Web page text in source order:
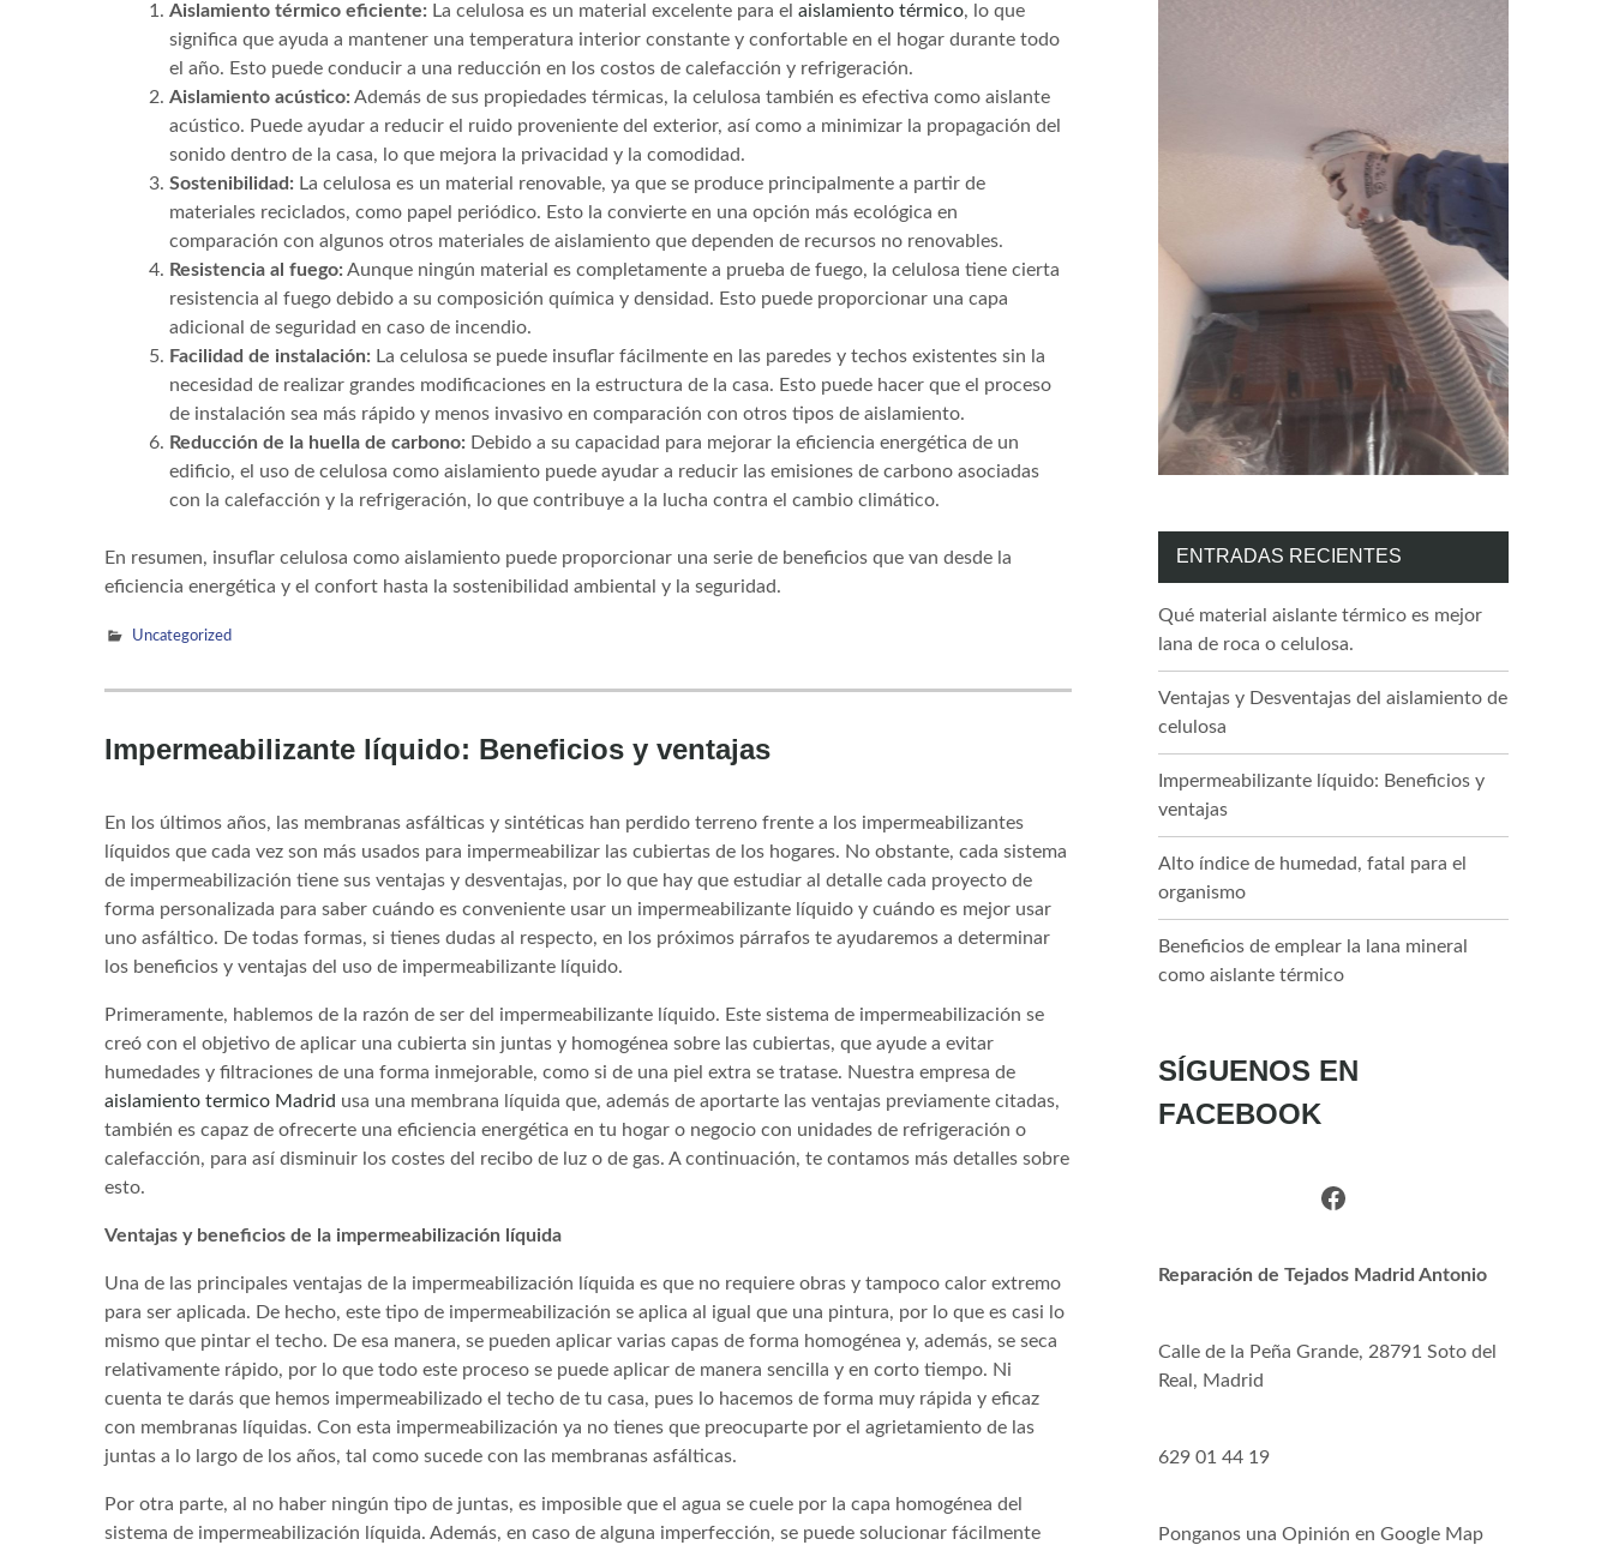
Aislamiento térmico eficiente: La celulosa es un material excelente para el aislamiento térmico, lo que
significa que ayuda a mantener una temperatura interior constante y confortable en el hogar durante todo
el año. Esto puede conducir a una reducción en los costos de calefacción y refrigeración.
Aislamiento acústico: Además de sus propiedades térmicas, la celulosa también es efectiva como aislante
acústico. Puede ayudar a reducir el ruido proveniente del exterior, así como a minimizar la propagación del
sonido dentro de la casa, lo que mejora la privacidad y la comodidad.
Sostenibilidad: La celulosa es un material renovable, ya que se produce principalmente a partir de
materiales reciclados, como papel periódico. Esto la convierte en una opción más ecológica en
comparación con algunos otros materiales de aislamiento que dependen de recursos no renovables.
Resistencia al fuego: Aunque ningún material es completamente a prueba de fuego, la celulosa tiene cierta
resistencia al fuego debido a su composición química y densidad. Esto puede proporcionar una capa
adicional de seguridad en caso de incendio.
Facilidad de instalación: La celulosa se puede insuflar fácilmente en las paredes y techos existentes sin la
necesidad de realizar grandes modificaciones en la estructura de la casa. Esto puede hacer que el proceso
de instalación sea más rápido y menos invasivo en comparación con otros tipos de aislamiento.
Reducción de la huella de carbono: Debido a su capacidad para mejorar la eficiencia energética de un
edificio, el uso de celulosa como aislamiento puede ayudar a reducir las emisiones de carbono asociadas
con la calefacción y la refrigeración, lo que contribuye a la lucha contra el cambio climático.
En resumen, insuflar celulosa como aislamiento puede proporcionar una serie de beneficios que van desde la
eficiencia energética y el confort hasta la sostenibilidad ambiental y la seguridad.
Uncategorized
Impermeabilizante líquido: Beneficios y ventajas
En los últimos años, las membranas asfálticas y sintéticas han perdido terreno frente a los impermeabilizantes
líquidos que cada vez son más usados para impermeabilizar las cubiertas de los hogares. No obstante, cada sistema
de impermeabilización tiene sus ventajas y desventajas, por lo que hay que estudiar al detalle cada proyecto de
forma personalizada para saber cuándo es conveniente usar un impermeabilizante líquido y cuándo es mejor usar
uno asfáltico. De todas formas, si tienes dudas al respecto, en los próximos párrafos te ayudaremos a determinar
los beneficios y ventajas del uso de impermeabilizante líquido.
Primeramente, hablemos de la razón de ser del impermeabilizante líquido. Este sistema de impermeabilización se
creó con el objetivo de aplicar una cubierta sin juntas y homogénea sobre las cubiertas, que ayude a evitar
humedades y filtraciones de una forma inmejorable, como si de una piel extra se tratase. Nuestra empresa de
aislamiento termico Madrid usa una membrana líquida que, además de aportarte las ventajas previamente citadas,
también es capaz de ofrecerte una eficiencia energética en tu hogar o negocio con unidades de refrigeración o
calefacción, para así disminuir los costes del recibo de luz o de gas. A continuación, te contamos más detalles sobre
esto.
Ventajas y beneficios de la impermeabilización líquida
Una de las principales ventajas de la impermeabilización líquida es que no requiere obras y tampoco calor extremo
para ser aplicada. De hecho, este tipo de impermeabilización se aplica al igual que una pintura, por lo que es casi lo
mismo que pintar el techo. De esa manera, se pueden aplicar varias capas de forma homogénea y, además, se seca
relativamente rápido, por lo que todo este proceso se puede aplicar de manera sencilla y en corto tiempo. Ni
cuenta te darás que hemos impermeabilizado el techo de tu casa, pues lo hacemos de forma muy rápida y eficaz
con membranas líquidas. Con esta impermeabilización ya no tienes que preocuparte por el agrietamiento de las
juntas a lo largo de los años, tal como sucede con las membranas asfálticas.
Por otra parte, al no haber ningún tipo de juntas, es imposible que el agua se cuele por la capa homogénea del
sistema de impermeabilización líquida. Además, en caso de alguna imperfección, se puede solucionar fácilmente
ENTRADAS RECIENTES
Qué material aislante térmico es mejor
lana de roca o celulosa.
Ventajas y Desventajas del aislamiento de
celulosa
Impermeabilizante líquido: Beneficios y
ventajas
Alto índice de humedad, fatal para el
organismo
Beneficios de emplear la lana mineral
como aislante térmico
SÍGUENOS EN
FACEBOOK
Facebook
Reparación de Tejados Madrid Antonio
Calle de la Peña Grande, 28791 Soto del
Real, Madrid
629 01 44 19
Ponganos una Opinión en Google Map